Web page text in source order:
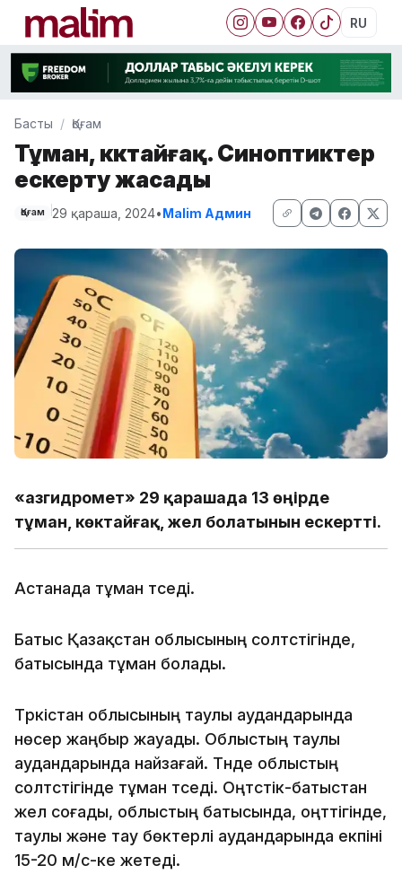
RU
Басты Қоғам
Тұман, көктайғақ. Синоптиктер
ескерту жасады
Қоғам 29 қараша, 2024•Malim Админ
«Қазгидромет» 29 қарашада 13 өңірде
тұман, көктайғақ, жел болатынын ескертті.
Астанада тұман түседі.
Батыс Қазақстан облысының солтүстігінде,
батысында тұман болады.
Түркістан облысының таулы аудандарында
нөсер жаңбыр жауады. Облыстың таулы
аудандарында найзағай. Түнде облыстың
солтүстігінде тұман түседі. Оңтүстік-батыстан
жел соғады, облыстың батысында, оңтүтігінде,
таулы және тау бөктерлі аудандарында екпіні
15-20 м/с-ке жетеді.